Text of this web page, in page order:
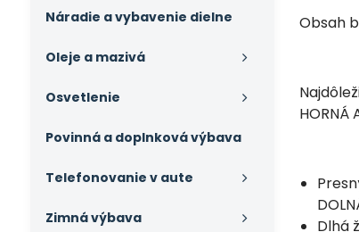
Obsah
HORNÁ
Dlhá
Náradie a vybavenie dielne
Oleje a mazivá
Osvetlenie
Povinná a doplnková výbava
Telefonovanie v aute
Zimná výbava